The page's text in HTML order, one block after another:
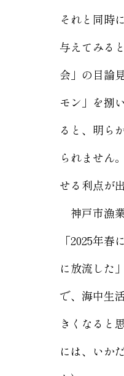
それと同時
与えてみる
会」の目論
モン」を捌
ると、明ら
られません
せる利点が
神戸市漁
「2025年
に放流した
で、海中生
きくなると
には、いか